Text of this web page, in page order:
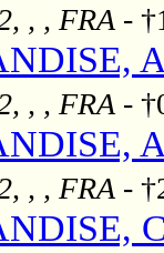
, , FRA -
, , FRA -
, , FRA -